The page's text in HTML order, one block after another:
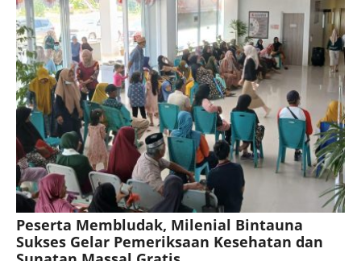
Peserta Membludak, Milenial Bintauna
Sukses Gelar Pemeriksaan Kesehatan dan